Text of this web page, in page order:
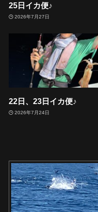
25日イカ便♪
2026年7月27日
22日、23日イカ便♪
2026年7月24日